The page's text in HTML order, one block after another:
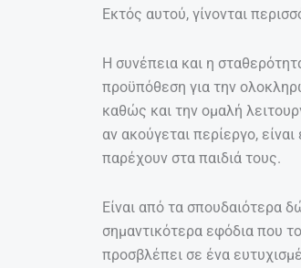
Εκτός αυτού, γίνονται
Η συνέπεια και η
προϋπόθεση για την
καθώς και την ομαλή
αν ακούγεται περίεργο,
παρέχουν στα παιδιά τους.
Είναι από τα σπουδαιότερα
σημαντικότερα εφόδια που
προσβλέπει σε ένα